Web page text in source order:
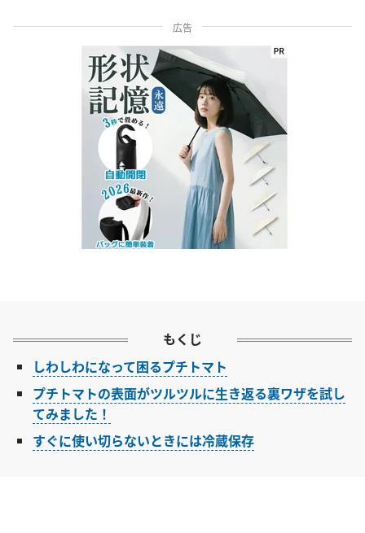
広告
もくじ
しわしわになって困るプチトマト
プチトマトの表面がツルツルに生き返る裏ワザを試し
てみました！
すぐに使い切らないときには冷蔵保存